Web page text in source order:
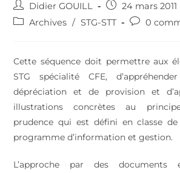
Didier GOUILL
24 mars 2011
Archives / STG-STT 0
Cette séquence doit permettre aux
STG spécialité CFE,
dépréciation et de provision et
illustrations concrètes au
prudence qui est défini en classe
programme d’information et gestion.
L’approche par des